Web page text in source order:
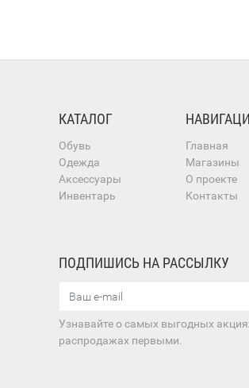
КАТАЛОГ
Обувь
Одежда
Аксессуары
Инвентарь
Главная
Магазины
О проекте
Контакты
ПОДПИШИСЬ НА РАССЫЛКУ
Узнавайте о самых выгодных
распродажах первыми.